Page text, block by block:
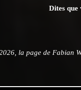
Dites que
la page de Fabian